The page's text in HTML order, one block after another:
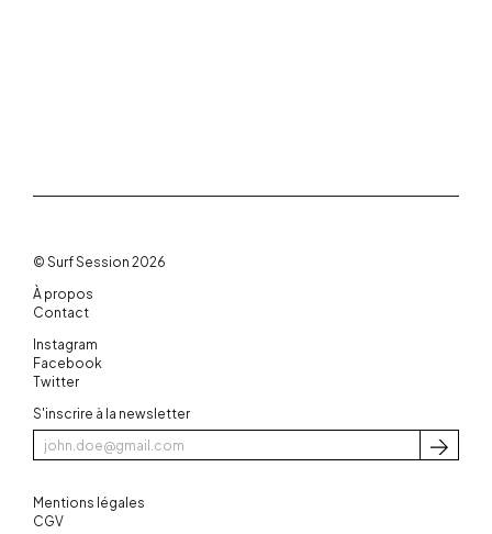
© Surf Session 2026
À propos
Contact
Instagram
Facebook
Twitter
S'inscrire à la newsletter
Mentions légales
CGV